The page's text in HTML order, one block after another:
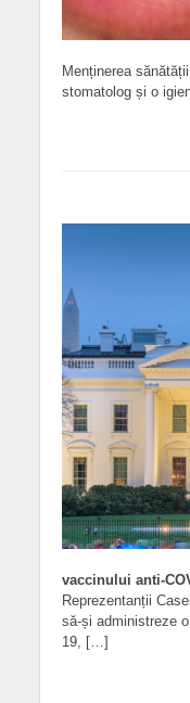
Menținerea
stomatolog și o
vaccinului anti-
Reprezentanții
să-și administreze
19, […]